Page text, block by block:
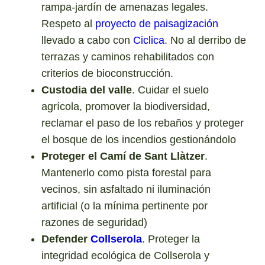
rampa-jardín de amenazas legales.
Respeto al proyecto de paisagización
llevado a cabo con Ciclica. No al derribo de
terrazas y caminos rehabilitados con
criterios de bioconstrucción.
Custodia del valle. Cuidar el suelo
agrícola, promover la biodiversidad,
reclamar el paso de los rebaños y proteger
el bosque de los incendios gestionándolo
Proteger el Camí de Sant Llàtzer.
Mantenerlo como pista forestal para
vecinos, sin asfaltado ni iluminación
artificial (o la mínima pertinente por
razones de seguridad)
DefenderCollserola. Proteger la
integridad ecológica de Collserola y